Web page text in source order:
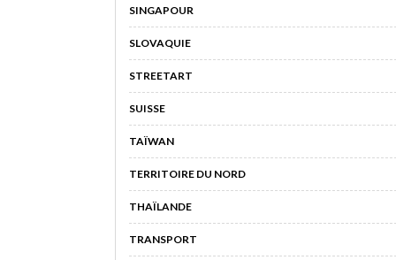
SINGAPOUR
SLOVAQUIE
STREETART
SUISSE
TAÏWAN
TERRITOIRE DU NORD
THAÏLANDE
TRANSPORT